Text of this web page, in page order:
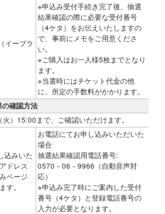
イープラ
※申込み受付手続き完了後、抽選
結果確認の際に必要な受付番号
（4ケタ）をお伝えいたしますの
で、事前にメモをご用意くださ
い。
※ご購入はお一人様5枚までとなり
ます。
※当選時にはチケット代金の他
に、所定の手数料がかかります。
の確認方法
）15:00まで、ご確認いただけます。
込みいた
ドレス
ページ
す。
お電話にてお申し込みいただいた
場合
抽選結果確認用電話番号:
0570－06－9966（自動音声対
応）
※申込み完了時にご案内した受付
番号（4ケタ）と登録電話番号の
入力が必要となります。